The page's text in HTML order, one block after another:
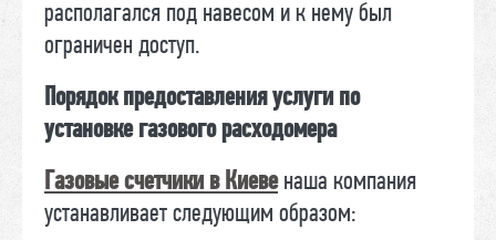
располагался под навесом и к нему был
ограничен доступ.
Порядок предоставления услуги по
установке газового расходомера
Газовые счетчики в Киеве наша компания
устанавливает следующим образом: